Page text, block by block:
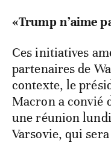
«Trump n’aime
Ces initiatives
partenaires de
contexte, le
Macron a convié
une réunion
Varsovie, qui